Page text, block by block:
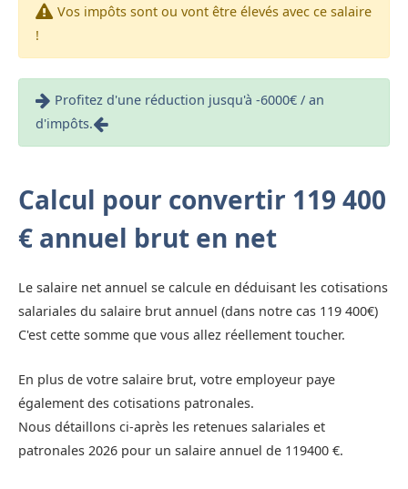
Vos impôts sont ou vont être élevés avec ce salaire
!
Profitez d'une réduction jusqu'à -6000€ / an
d'impôts.
Calcul pour convertir 119 400
€ annuel brut en net
Le salaire net annuel se calcule en déduisant les cotisations
salariales du salaire brut annuel (dans notre cas 119 400€)
C'est cette somme que vous allez réellement toucher.
En plus de votre salaire brut, votre employeur paye
également des cotisations patronales.
Nous détaillons ci-après les retenues salariales et
patronales 2026 pour un salaire annuel de 119400 €.